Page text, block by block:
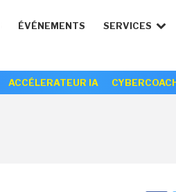
ÉVÉNEMENTS SERVICES
ACCÉLERATEUR IA